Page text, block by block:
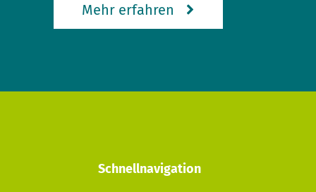
Mehr erfahren
Schnellnavigation